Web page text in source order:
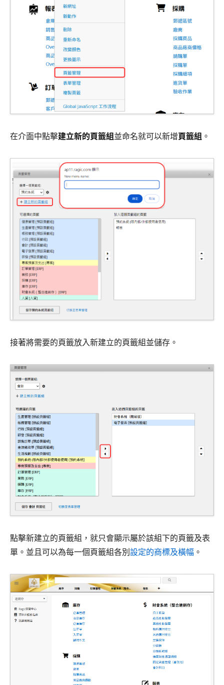
在介面中點擊建立新的頁籤組並命名就可以新增頁籤組 。
接著將需要的頁籤放入新建立的頁籤組並儲存。
點擊新建立的頁籤組，就只會顯示屬於該組下的頁籤及表
單。並且可以為每一個頁籤組各別設定的商標及橫幅 。